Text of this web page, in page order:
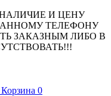
И ЦЕНУ
ТЕЛЕФОНУ
ЗАКАЗНЫМ ЛИБО В
Корзина 0